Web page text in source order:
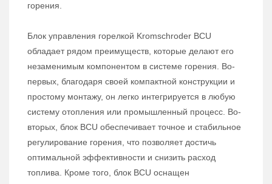
горения.
Блок управления горелкой Kromschroder BCU
обладает рядом преимуществ, которые делают его
незаменимым компонентом в системе горения. Во-
первых, благодаря своей компактной конструкции и
простому монтажу, он легко интегрируется в любую
систему отопления или промышленный процесс. Во-
вторых, блок BCU обеспечивает точное и стабильное
регулирование горения, что позволяет достичь
оптимальной эффективности и снизить расход
топлива. Кроме того, блок BCU оснащен